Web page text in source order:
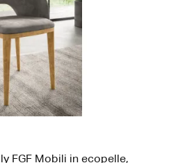
FGF Mobili in ecopelle,